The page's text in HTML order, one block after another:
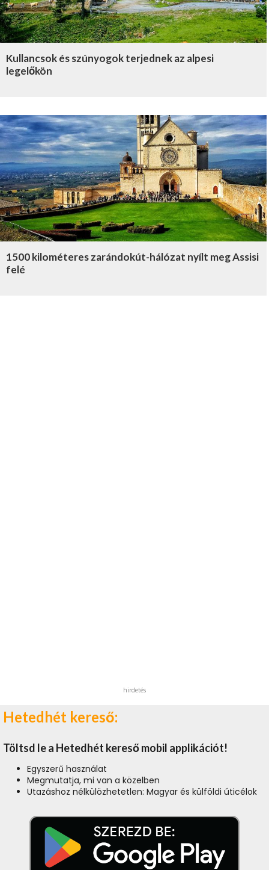
Kullancsok és szúnyogok terjednek az alpesi
legelőkön
1500 kilométeres zarándokút-hálózat nyílt meg Assisi
felé
hirdetés
Hetedhét kereső:
Töltsd le a Hetedhét kereső mobil applikációt!
Egyszerű használat
Megmutatja, mi van a közelben
Utazáshoz nélkülözhetetlen: Magyar és külföldi úticélok